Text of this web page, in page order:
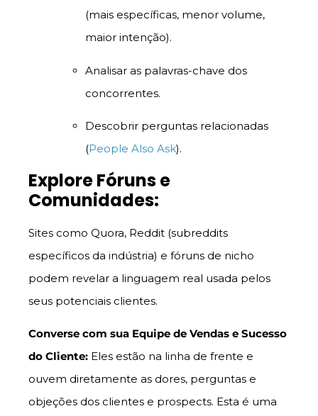
(mais específicas, menor volume,
maior intenção).
Analisar as palavras-chave dos
concorrentes.
Descobrir perguntas relacionadas
(People Also Ask).
Explore Fóruns e
Comunidades:
Sites como Quora, Reddit (subreddits
específicos da indústria) e fóruns de nicho
podem revelar a linguagem real usada pelos
seus potenciais clientes.
Converse com sua Equipe de Vendas e Sucesso
do Cliente: Eles estão na linha de frente e
ouvem diretamente as dores, perguntas e
objeções dos clientes e prospects. Esta é uma